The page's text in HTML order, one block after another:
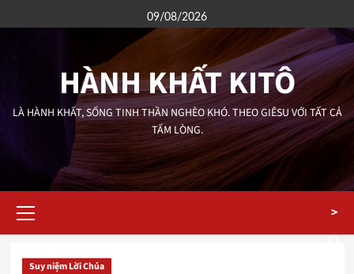
to
09/08/2026
HÀNH KHẤT KITÔ
LÀ HÀNH KHẤT, SỐNG TINH THẦN NGHÈO KHÓ. THEO GIÊSU VỚI TẤT CẢ
TẤM LÒNG.
Menu
>
Suy niệm Lời Chúa